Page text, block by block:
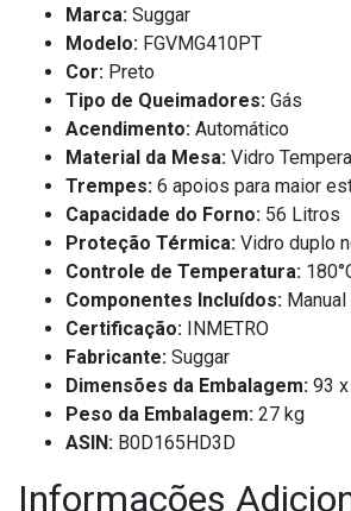
Marca: Suggar
Modelo: FGVMG410PT
Cor: Preto
Tipo de Queimadores: Gás
Acendimento: Automático
Material da Mesa: Vidro
Trempes: 6 apoios para maior
Capacidade do Forno: 56 Litros
Proteção Térmica: Vidro duplo
Controle de Temperatura:
Componentes Incluídos:
Certificação: INMETRO
Fabricante: Suggar
Dimensões da Embalagem: 93
Peso da Embalagem: 27 kg
ASIN: B0D165HD3D
Informações